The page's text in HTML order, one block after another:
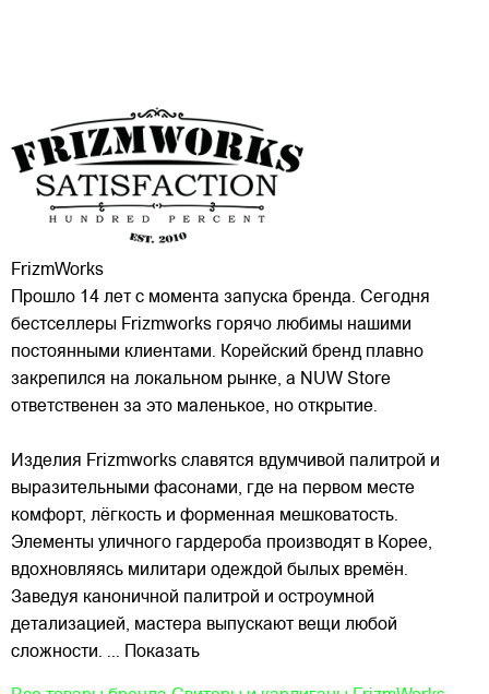
FrizmWorks
Прошло 14 лет с момента запуска бренда. Сегодня
бестселлеры Frizmworks горячо любимы нашими
постоянными клиентами. Корейский бренд плавно
закрепился на локальном рынке, а NUW Store
ответственен за это маленькое, но открытие.
Изделия Frizmworks славятся вдумчивой палитрой и
выразительными фасонами, где на первом месте
комфорт, лёгкость и форменная мешковатость.
Элементы уличного гардероба производят в Корее,
вдохновляясь милитари одеждой былых времён.
Заведуя каноничной палитрой и остроумной
детализацией, мастера выпускают вещи любой
сложности. ... Показать